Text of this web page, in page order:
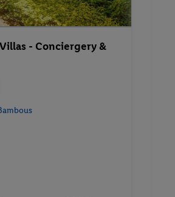
- Conciergery &